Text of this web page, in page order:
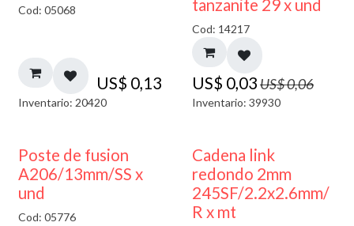
Cod: 05068
US$ 0,13
Inventario: 20420
tanzanite 29 x und
Cod: 14217
US$ 0,03US$0,06
Inventario: 39930
Poste de fusion
A206/13mm/SS x
und
Cod: 05776
Cadena link
redondo 2mm
245SF/2.2x2.6mm/
R x mt